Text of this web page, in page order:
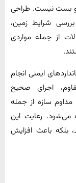
و بست نیست. طراحی
شرایط زمین،
از جمله مواردی
ایمنی انجام
اجرای صحیح
مداوم سازه از جمله
می‌شود. رعایت این
بلکه باعث افزایش